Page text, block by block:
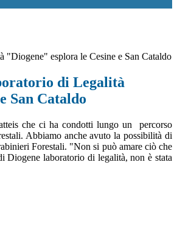
esplora le Cesine e San Cataldo
di Legalità
San Cataldo
che ci ha condotti lungo un percorso
Abbiamo anche avuto la possibilità di
Forestali. "Non si può amare ciò che
Diogene laboratorio di legalità, non è stata